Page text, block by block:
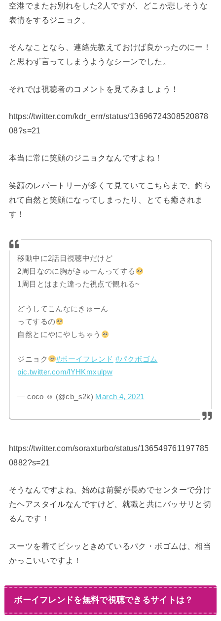
空港でまたお別れをした2人ですが、どこか悲しそうな
表情をするジニョク。
そんなことなら、連絡先教えておけば良かったのにー！
と思わず言ってしまうようなシーンでした。
それでは視聴者のコメントを見てみましょう！
https://twitter.com/kdr_errr/status/13696724308520878
08?s=21
本当に常に笑顔のジニョクなんですよね！
笑顔のレパートリーが多くて見ていてこちらまで、釣ら
れて自然と笑顔になってしまったり、とても癒されま
す！
移動中に2話目視聴中だけど
2周目なのに胸がきゅーんってする
1周目とはまた違った視点で観れる~
どうしてこんなにきゅーん
ってするの
自然とにやにやしちゃう
ジニョク #ボーイフレンド #パクボゴム
pic.twitter.com/lYHKmxulpw
— coco ☺︎ (@cb_s2k) March 4, 2021
https://twitter.com/soraxturbo/status/136549761197785
0882?s=21
そうなんですよね、始めは前髪が長めでセンターで分け
たヘアスタイルなんですけど、就職と共にバッサリと切
るんです！
スーツを着てビシッときめているパク・ボゴムは、相当
かっこいいですよ！
ボーイフレンドを無料で視聴できるサイトは？